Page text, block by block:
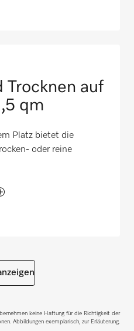
Trocknen auf
qm
Platz bietet die
oder reine
keine Haftung für die Richtigkeit der
Abbildungen exemplarisch, zur Erläuterung.